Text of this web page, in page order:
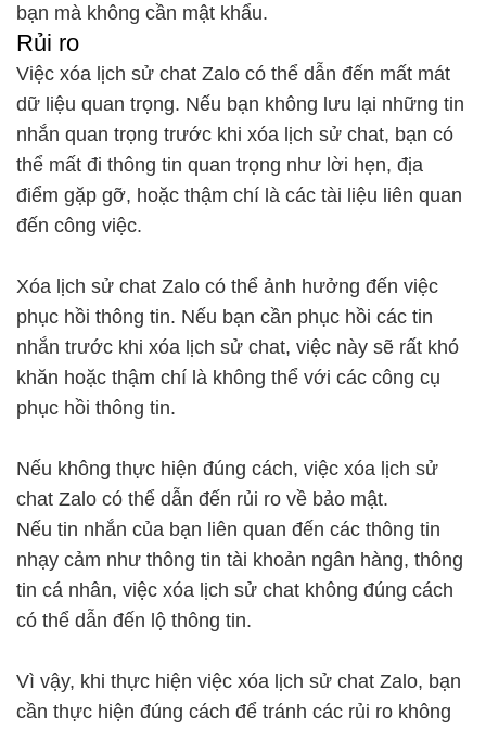
bạn mà không cần mật khẩu.
Rủi ro
Việc xóa lịch sử chat Zalo có thể dẫn đến mất mát
dữ liệu quan trọng. Nếu bạn không lưu lại những tin
nhắn quan trọng trước khi xóa lịch sử chat, bạn có
thể mất đi thông tin quan trọng như lời hẹn, địa
điểm gặp gỡ, hoặc thậm chí là các tài liệu liên quan
đến công việc.
Xóa lịch sử chat Zalo có thể ảnh hưởng đến việc
phục hồi thông tin. Nếu bạn cần phục hồi các tin
nhắn trước khi xóa lịch sử chat, việc này sẽ rất khó
khăn hoặc thậm chí là không thể với các công cụ
phục hồi thông tin.
Nếu không thực hiện đúng cách, việc xóa lịch sử
chat Zalo có thể dẫn đến rủi ro về bảo mật.
Nếu tin nhắn của bạn liên quan đến các thông tin
nhạy cảm như thông tin tài khoản ngân hàng, thông
tin cá nhân, việc xóa lịch sử chat không đúng cách
có thể dẫn đến lộ thông tin.
Vì vậy, khi thực hiện việc xóa lịch sử chat Zalo, bạn
cần thực hiện đúng cách để tránh các rủi ro không